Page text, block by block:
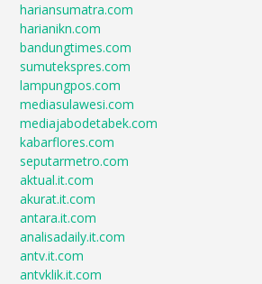
hariansumatra.com
harianikn.com
bandungtimes.com
sumutekspres.com
lampungpos.com
mediasulawesi.com
mediajabodetabek.com
kabarflores.com
seputarmetro.com
aktual.it.com
akurat.it.com
antara.it.com
analisadaily.it.com
antv.it.com
antvklik.it.com